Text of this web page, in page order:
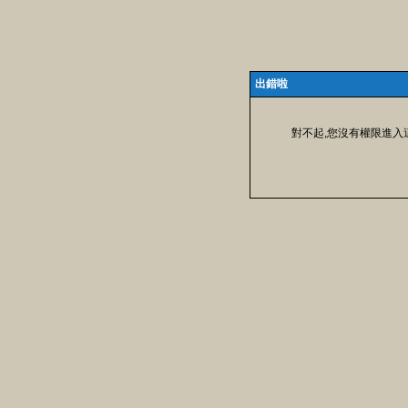
出錯啦
對不起,您沒有權限進入